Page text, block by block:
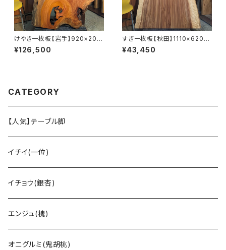
けやき一枚板【岩手】920×200
~630×33㎜【オイル塗装 仕上
げ済み】
¥126,500
すぎ一枚板【秋田】1110×620~
850×45㎜【オイル塗装 仕上げ
済み】
¥43,450
CATEGORY
【人気】テーブル脚
イチイ(一位)
イチョウ(銀杏)
エンジュ(槐)
オニグルミ(鬼胡桃)